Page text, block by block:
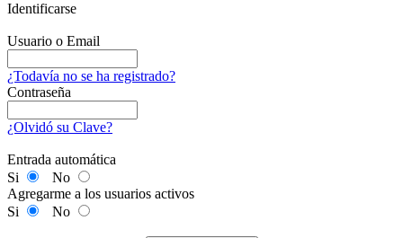
Identificarse
Usuario o Email
¿Todavía no se ha registrado?
Contraseña
¿Olvidó su Clave?
Entrada automática
Si
No
Agregarme a los usuarios activos
Si
No